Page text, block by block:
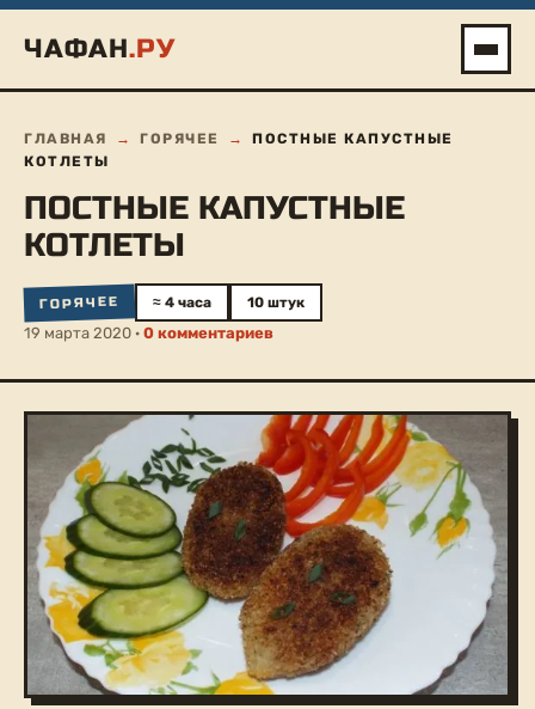
содержимому
ЧАФАН.РУ
ГЛАВНАЯ → ГОРЯЧЕЕ →
ПОСТНЫЕ КАПУСТНЫЕ
КОТЛЕТЫ
ПОСТНЫЕ КАПУСТНЫЕ
КОТЛЕТЫ
ГОРЯЧЕЕ ≈ 4 часа 10 штук
19 марта 2020 · 0 комментариев